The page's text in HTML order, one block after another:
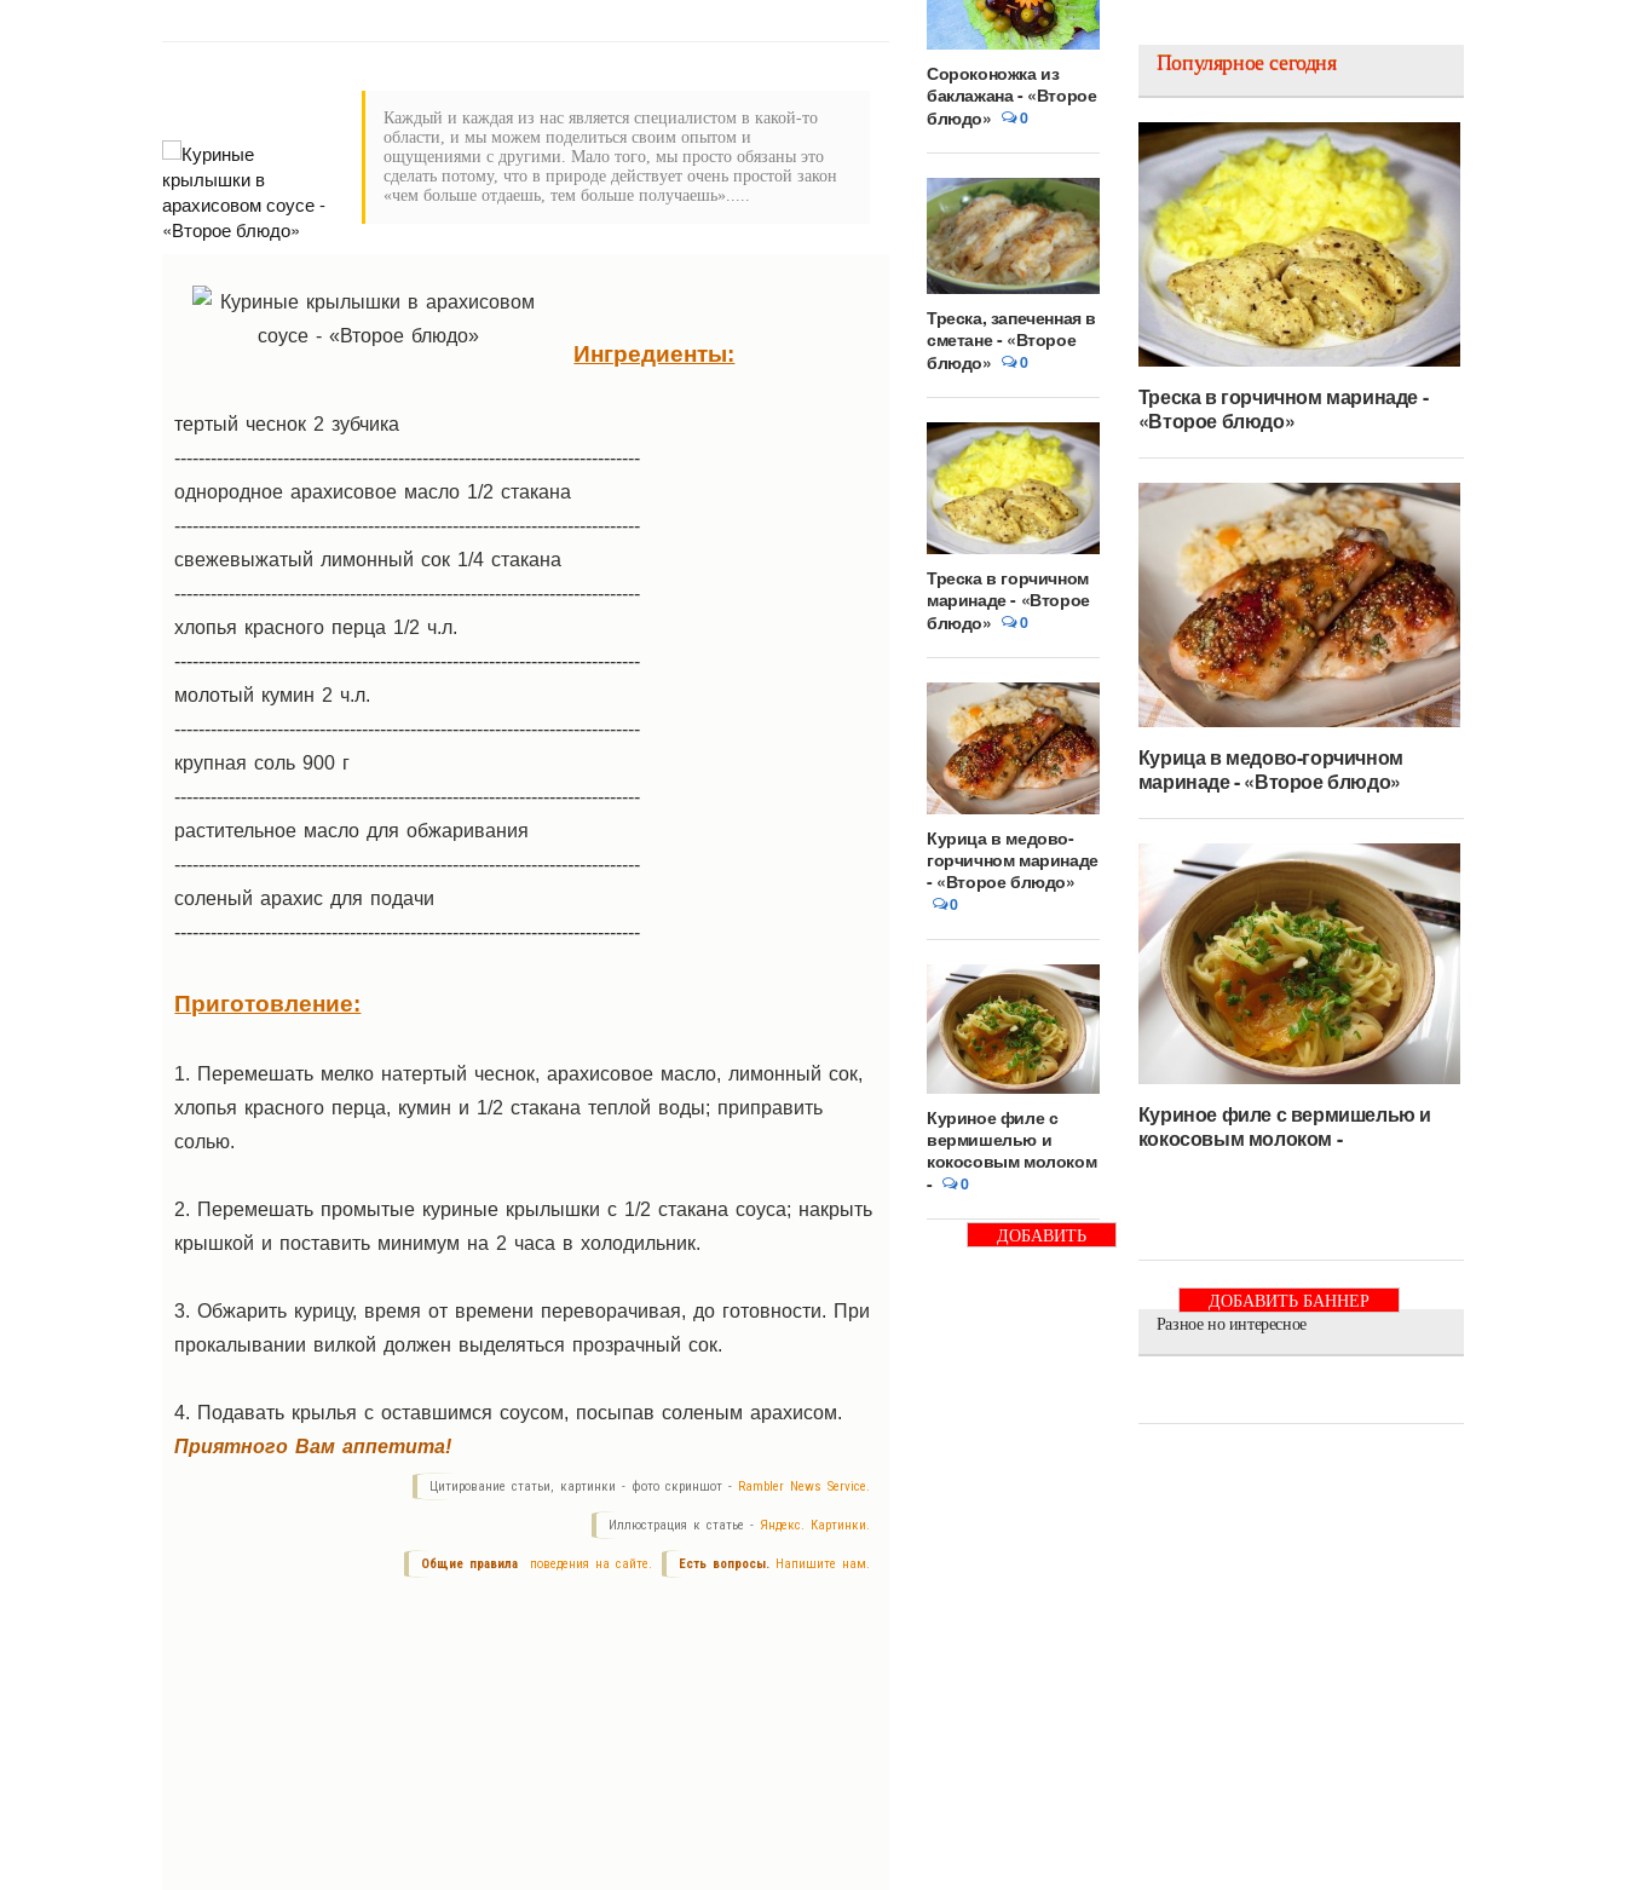
Каждый и каждая из нас является специалистом в какой-то
области, и мы можем поделиться своим опытом и
ощущениями с другими. Мало того, мы просто обязаны это
сделать потому, что в природе действует очень простой закон
«чем больше отдаешь, тем больше получаешь».....
Ингредиенты:
тертый чеснок 2 зубчика
-----------------------------------------------------------------------------
однородное арахисовое масло 1/2 стакана
-----------------------------------------------------------------------------
свежевыжатый лимонный сок 1/4 стакана
-----------------------------------------------------------------------------
хлопья красного перца 1/2 ч.л.
-----------------------------------------------------------------------------
молотый кумин 2 ч.л.
-----------------------------------------------------------------------------
крупная соль 900 г
-----------------------------------------------------------------------------
растительное масло для обжаривания
-----------------------------------------------------------------------------
соленый арахис для подачи
-----------------------------------------------------------------------------
Приготовление:
1. Перемешать мелко натертый чеснок, арахисовое масло, лимонный сок,
хлопья красного перца, кумин и 1/2 стакана теплой воды; приправить
солью.
2. Перемешать промытые куриные крылышки с 1/2 стакана соуса; накрыть
крышкой и поставить минимум на 2 часа в холодильник.
3. Обжарить курицу, время от времени переворачивая, до готовности. При
прокалывании вилкой должен выделяться прозрачный сок.
4. Подавать крылья с оставшимся соусом, посыпав соленым арахисом.
Приятного Вам аппетита!
Цитирование статьи, картинки - фото скриншот - Rambler News Service.
Иллюстрация к статье - Яндекс. Картинки.
Есть вопросы. Напишите нам.
Общие правила поведения на сайте.
Сороконожка из
баклажана - «Второе
блюдо»
0
Треска, запеченная в
сметане - «Второе
блюдо»
0
Треска в горчичном
маринаде - «Второе
блюдо»
0
Курица в медово-
горчичном маринаде
- «Второе блюдо»
0
Куриное филе с
вермишелью и
кокосовым молоком
-
0
ДОБАВИТЬ
Популярное сегодня
Треска в горчичном маринаде -
«Второе блюдо»
Курица в медово-горчичном
маринаде - «Второе блюдо»
Куриное филе с вермишелью и
кокосовым молоком -
ДОБАВИТЬ БАННЕР
Разное но интересное